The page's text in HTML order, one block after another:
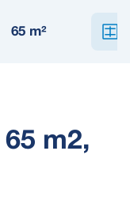
65 m²
m2,